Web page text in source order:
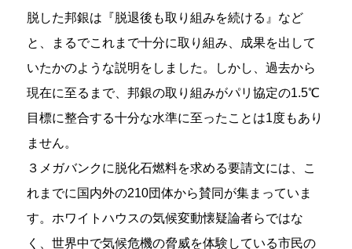
脱した邦銀は『脱退後も取り組みを続ける』など
と、まるでこれまで十分に取り組み、成果を出して
いたかのような説明をしました。しかし、過去から
現在に至るまで、邦銀の取り組みがパリ協定の1.5℃
目標に整合する十分な水準に至ったことは1度もあり
ません。
３メガバンクに脱化石燃料を求める要請文には、こ
れまでに国内外の210団体から賛同が集まっていま
す。ホワイトハウスの気候変動懐疑論者らではな
く、世界中で気候危機の脅威を体験している市民の